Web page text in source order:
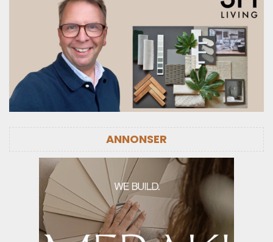
ANNONSER